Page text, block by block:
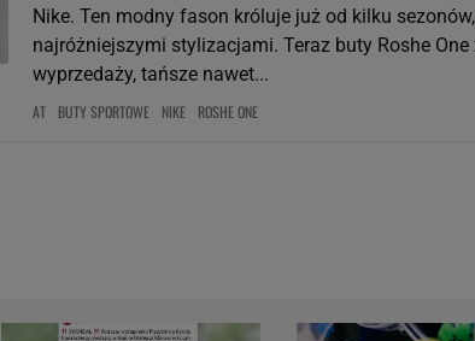
Nike. Ten modny fason króluje już od kilku
najróżniejszymi stylizacjami. Teraz buty Roshe
wyprzedaży, tańsze nawet...
AT BUTY SPORTOWE NIKE ROSHE ONE